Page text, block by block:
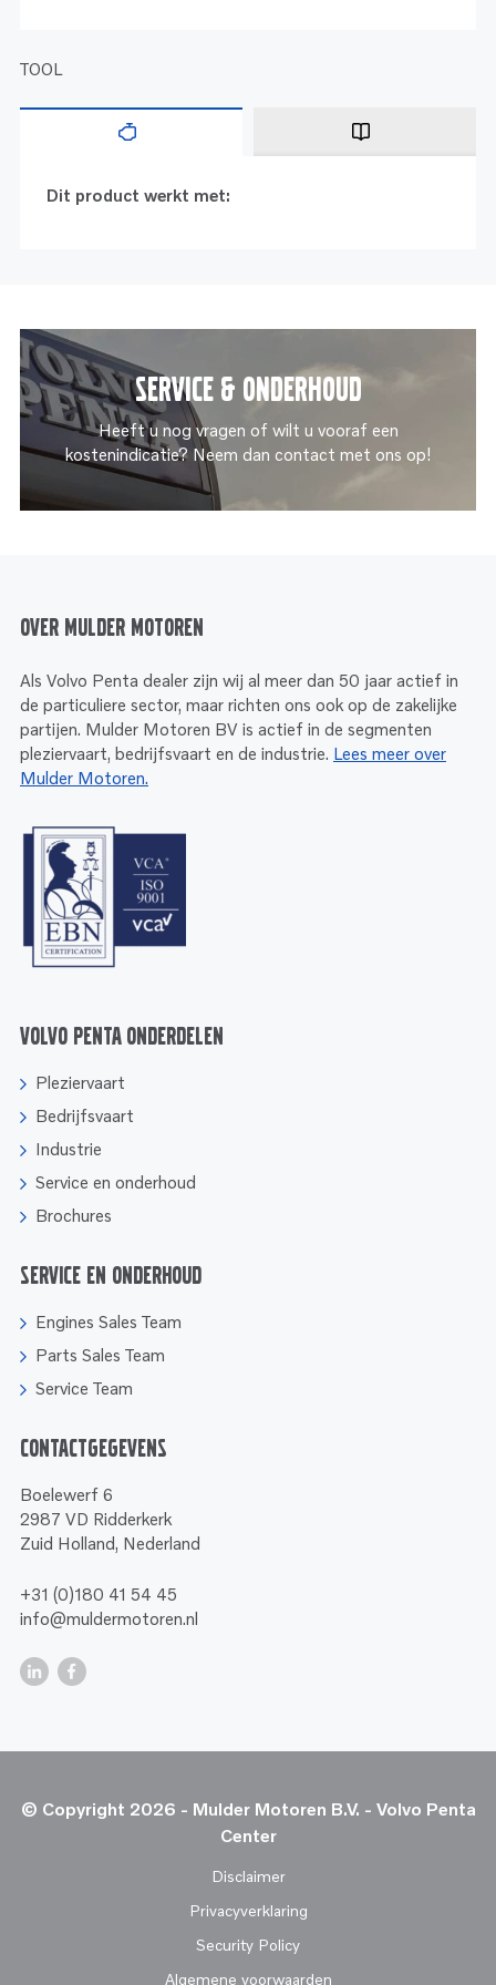
TOOL
Dit product werkt met:
Service & onderhoud
Heeft u nog vragen of wilt u vooraf een
kostenindicatie? Neem dan contact met ons op!
Over Mulder Motoren
Als Volvo Penta dealer zijn wij al meer dan 50 jaar actief in
de particuliere sector, maar richten ons ook op de zakelijke
partijen. Mulder Motoren BV is actief in de segmenten
pleziervaart, bedrijfsvaart en de industrie. Lees meer over
Mulder Motoren.
Volvo Penta onderdelen
Pleziervaart
Bedrijfsvaart
Industrie
Service en onderhoud
Brochures
Service en onderhoud
Engines Sales Team
Parts Sales Team
Service Team
Contactgegevens
Boelewerf 6
2987 VD Ridderkerk
Zuid Holland, Nederland
+31 (0)180 41 54 45
info@muldermotoren.nl
© Copyright 2026 - Mulder Motoren B.V. - Volvo Penta
Center
Disclaimer
Privacyverklaring
Security Policy
Algemene voorwaarden